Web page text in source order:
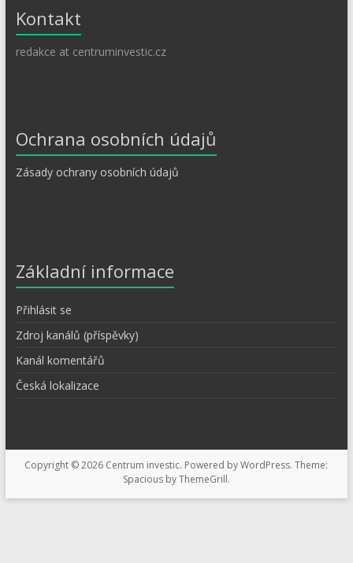
Kontakt
redakce at centruminvestic.cz
Ochrana osobních údajů
Zásady ochrany osobních údajů
Základní informace
Přihlásit se
Zdroj kanálů (příspěvky)
Kanál komentářů
Česká lokalizace
Copyright © 2026 Centrum investic. Powered byWordPress. Theme:
Spacious byThemeGrill.